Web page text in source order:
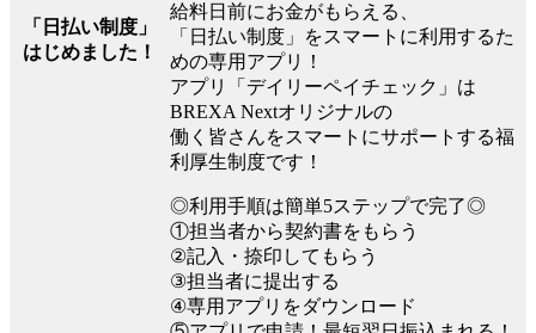
「日払い制度」
はじめました！
給料日前にお金がもらえる、
「日払い制度」をスマートに利用するた
めの専用アプリ！
アプリ「デイリーペイチェック」は
BREXA Nextオリジナルの
働く皆さんをスマートにサポートする福
利厚生制度です！
◎利用手順は簡単5ステップで完了◎
①担当者から契約書をもらう
②記入・捺印してもらう
③担当者に提出する
④専用アプリをダウンロード